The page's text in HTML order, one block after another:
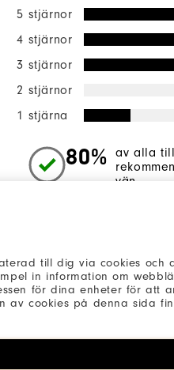
till dig via cookies och
in information om
för dina enheter för att
av cookies på denna sida
5 stjärnor
4 stjärnor
3 stjärnor
2 stjärnor
1 stjärna
80%
av alla
vän.